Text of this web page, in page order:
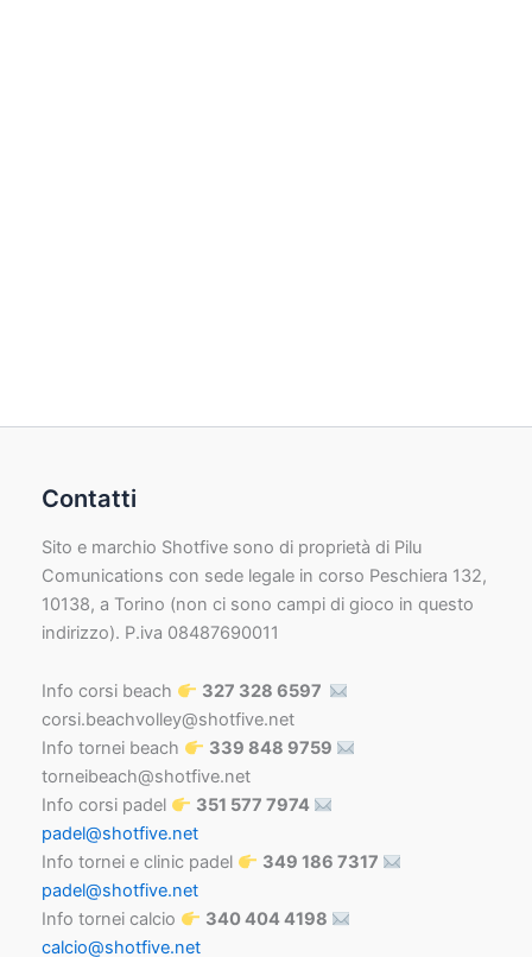
Contatti
Sito e marchio Shotfive sono di proprietà di Pilu
Comunications con sede legale in corso Peschiera 132,
10138, a Torino (non ci sono campi di gioco in questo
indirizzo). P.iva 08487690011
Info corsi beach
327 328 6597
corsi.beachvolley@shotfive.net
Info tornei beach
339 848 9759
torneibeach@shotfive.net
Info corsi padel
351 577 7974
padel@shotfive.net
Info tornei e clinic padel
349 186 7317
padel@shotfive.net
Info tornei calcio
340 404 4198
calcio@shotfive.net